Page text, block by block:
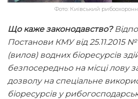
Фото: Київський
Що каже законодавство?
Постанови КМУ від 25.11.2015
(вилов) водних біоресурсів
безпосередньо на місці лову
дозволу на спеціальне
біоресурсів у